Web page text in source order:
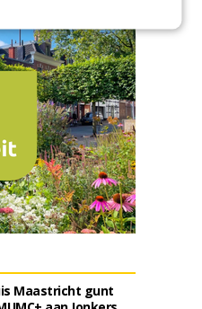
Maastricht gunt